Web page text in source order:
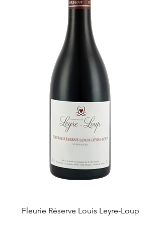
Fleurie Réserve Louis Leyre-Loup